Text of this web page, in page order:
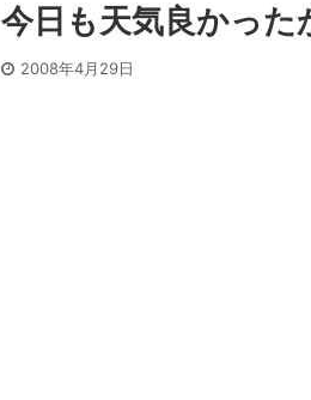
今日も天気良かった
2008年4月29日